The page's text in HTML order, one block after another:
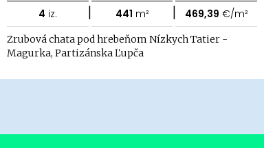
4 iz. | 441 m² | 469,39 €/m²
Zrubová chata pod hrebeňom Nízkych Tatier -
Magurka, Partizánska Ľupča